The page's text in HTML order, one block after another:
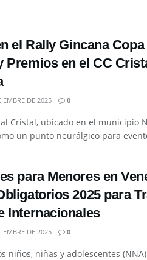
el Rally Gincana
Premios en el CC
DE 2025 0
Cristal, ubicado en el municipio
un punto neurálgico para
para Menores en
2025 para
Internacionales
DE 2025 0
niños, niñas y adolescentes